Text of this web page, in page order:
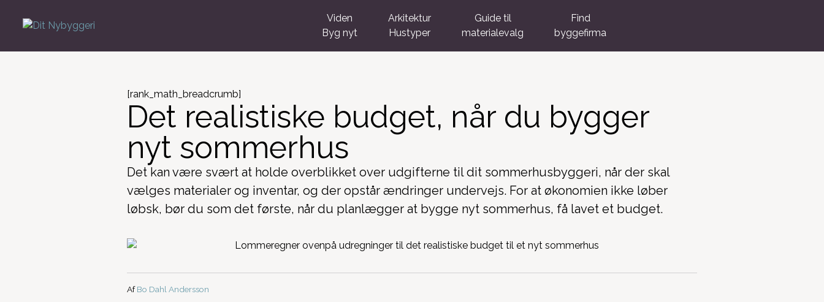
Viden
Byg nyt
Arkitektur
Hustyper
Guide til
materialevalg
Find
byggefirma
[rank_math_breadcrumb]
Det realistiske budget, når du bygger
nyt sommerhus
Det kan være svært at holde overblikket over udgifterne til dit sommerhusbyggeri, når der skal
vælges materialer og inventar, og der opstår ændringer undervejs. For at økonomien ikke løber
løbsk, bør du som det første, når du planlægger at bygge nyt sommerhus, få lavet et budget.
AfBo Dahl Andersson